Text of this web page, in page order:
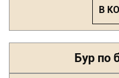
В
Бур по